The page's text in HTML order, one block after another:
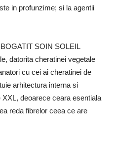
in profunzime; si la agentii
SOIN SOLEIL
datorita cheratinei vegetale
cu cei ai cheratinei de
arhitectura interna si
XXL, deoarece ceara esentiala
reda fibrelor ceea ce are